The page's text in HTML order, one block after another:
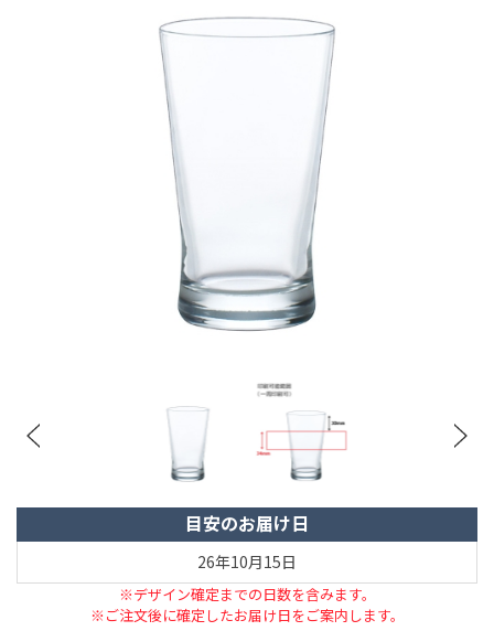
目安のお届け日
26年10月15日
※デザイン確定までの日数を含みます。
※ご注文後に確定したお届け日をご案内します。